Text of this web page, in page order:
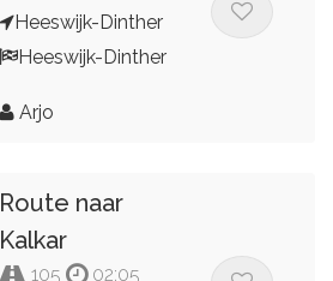
Heeswijk-Dinther
Heeswijk-Dinther
Arjo
Route naar
Kalkar
105
02:05